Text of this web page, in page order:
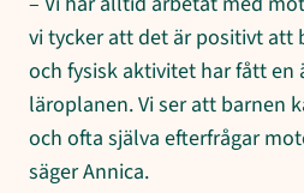
vi tycker att det är positivt att
och fysisk aktivitet har fått
läroplanen. Vi ser att barnen
och ofta själva efterfrågar
säger Annica.